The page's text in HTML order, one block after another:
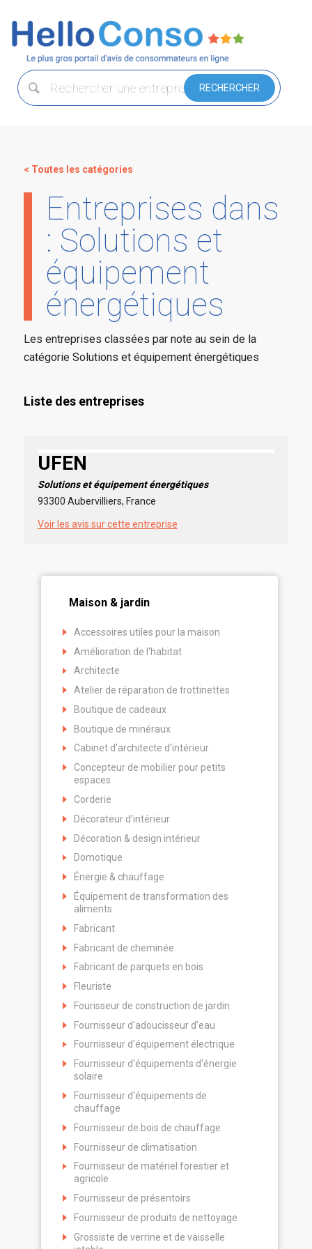
< Toutes les catégories
Entreprises dans
: Solutions et
équipement
énergétiques
Les entreprises classées par note au sein de la
catégorie Solutions et équipement énergétiques
Liste des entreprises
UFEN
Solutions et équipement énergétiques
93300 Aubervilliers, France
Voir les avis sur cette entreprise
Maison & jardin
Accessoires utiles pour la maison
Amélioration de l'habitat
Architecte
Atelier de réparation de trottinettes
Boutique de cadeaux
Boutique de minéraux
Cabinet d'architecte d'intérieur
Concepteur de mobilier pour petits
espaces
Corderie
Décorateur d'intérieur
Décoration & design intérieur
Domotique
Énergie & chauffage
Équipement de transformation des
aliments
Fabricant
Fabricant de cheminée
Fabricant de parquets en bois
Fleuriste
Fourisseur de construction de jardin
Fournisseur d'adoucisseur d'eau
Fournisseur d'équipement électrique
Fournisseur d'équipements d'énergie
solaire
Fournisseur d'équipements de
chauffage
Fournisseur de bois de chauffage
Fournisseur de climatisation
Fournisseur de matériel forestier et
agricole
Fournisseur de présentoirs
Fournisseur de produits de nettoyage
Grossiste de verrine et de vaisselle